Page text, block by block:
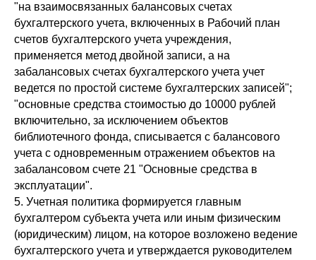
"на взаимосвязанных балансовых счетах
бухгалтерского учета, включенных в Рабочий план
счетов бухгалтерского учета учреждения,
применяется метод двойной записи, а на
забалансовых счетах бухгалтерского учета учет
ведется по простой системе бухгалтерских записей";
"основные средства стоимостью до 10000 рублей
включительно, за исключением объектов
библиотечного фонда, списывается с балансового
учета с одновременным отражением объектов на
забалансовом счете 21 "Основные средства в
эксплуатации".
5. Учетная политика формируется главным
бухгалтером субъекта учета или иным физическим
(юридическим) лицом, на которое возложено ведение
бухгалтерского учета и утверждается руководителем